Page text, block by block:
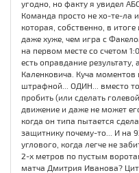
угодно, но факту я увидел
Команда просто не хо-те-ла
которая, собственно, в
даже хуже, чем игра с
на первом месте со счетом
есть оправдание результату,
Каленковича. Куча
штрафной... ОДИН... вместо
пробить (или сделать
движение и даже не может
когда он типа пытается
защитнику почему-то... И на
углового, когда легче не
2-х метров по пустым
матча Дмитрия Иванова?